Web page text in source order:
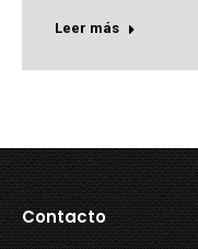
Leer más
Contacto